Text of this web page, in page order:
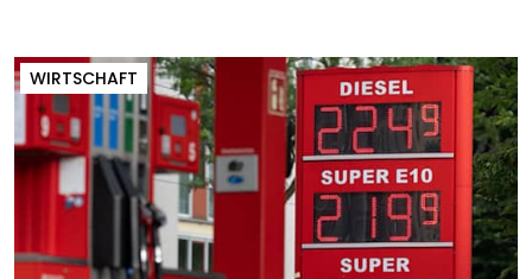
WIRTSCHAFT